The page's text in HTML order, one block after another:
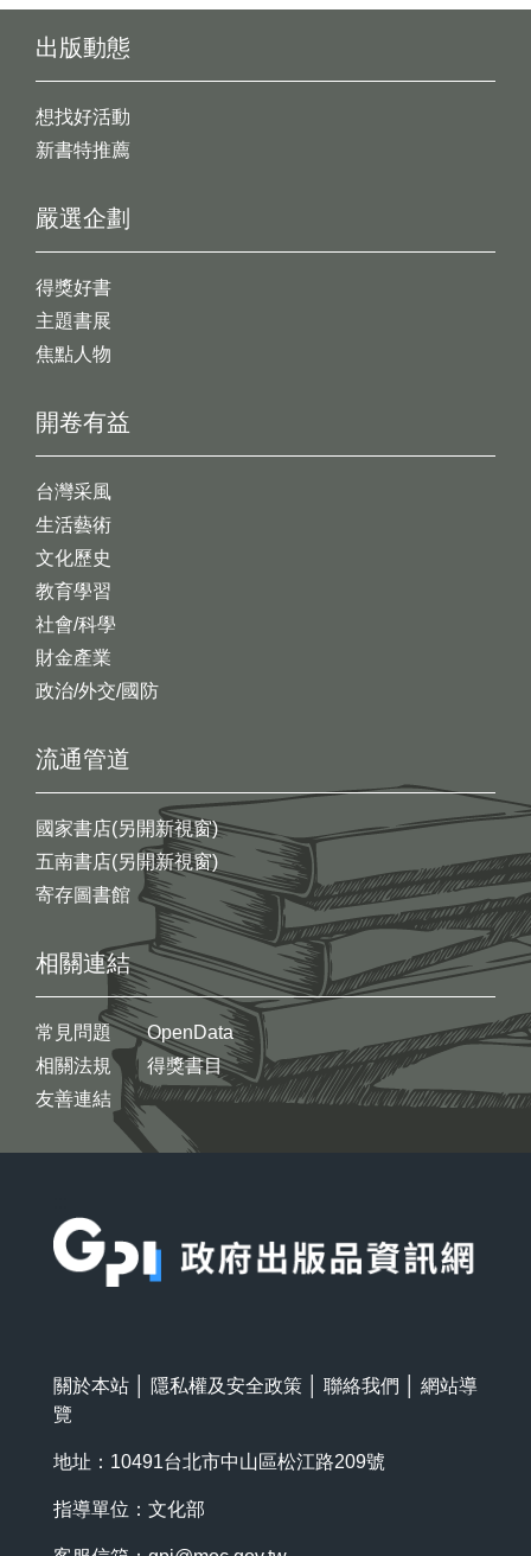
出版動態
想找好活動
新書特推薦
開卷有益
台灣采風
生活藝術
文化歷史
教育學習
社會/科學
財金產業
政治/外交/國防
嚴選企劃
得獎好書
主題書展
焦點人物
流通管道
國家書店(另開新視窗)
五南書店(另開新視窗)
寄存圖書館
相關連結
常見問題
相關法規
友善連結
OpenData
得獎書目
關於本站 隱私權及安全政策 聯絡我們
網站導
覽
地址：10491台北市中山區松江路209號
指導單位：文化部